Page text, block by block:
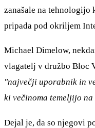
zanašale na tehnologijo
pripada pod okriljem
Michael Dimelow,
vlagatelj v družbo Bloc
"največji uporabnik in
ki večinoma temeljijo
Dejal je, da so njegovi